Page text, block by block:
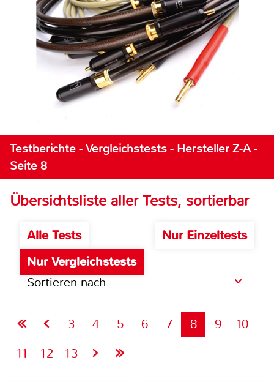
Testberichte - Vergleichstests - Hersteller Z-A -
Seite 8
Übersichtsliste aller Tests, sortierbar
Alle Tests
Nur Einzeltests
Nur Vergleichstests
Sortieren nach
3 4 5 6 7 8 9
10
11
12 13